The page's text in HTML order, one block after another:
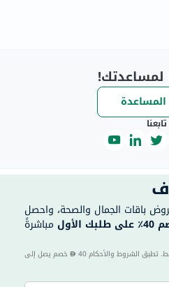
لمساعدتك!
تابعنا
باقات الجمال والصحة، واحصل
الأول